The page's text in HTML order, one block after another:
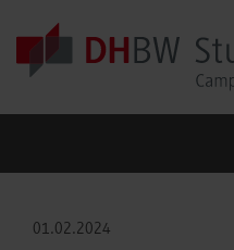
Skip to main content
01.02.2024